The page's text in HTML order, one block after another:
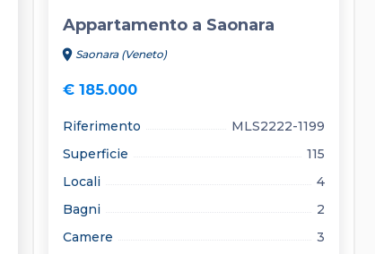
Appartamento a Saonara
location_on Saonara (Veneto)
€ 185.000
Riferimento
MLS2222-1199
Superficie
115
Locali
4
Bagni
2
Camere
3